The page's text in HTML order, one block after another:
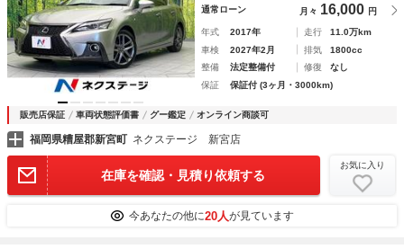
通常ローン 月々 16,000 円
年式 2017年 走行
11.0万km
車検
2027年2月 排気
1800cc
整備
法定整備付 修復
なし
保証
保証付 (3ヶ月・3000km)
販売店保証 車両状態評価書 グー鑑定 オンライン商談可
福岡県糟屋郡新宮町 ネクステージ 新宮店
在庫を確認・見積り依頼する
お気に入り
今あなたの他に20人が見ています